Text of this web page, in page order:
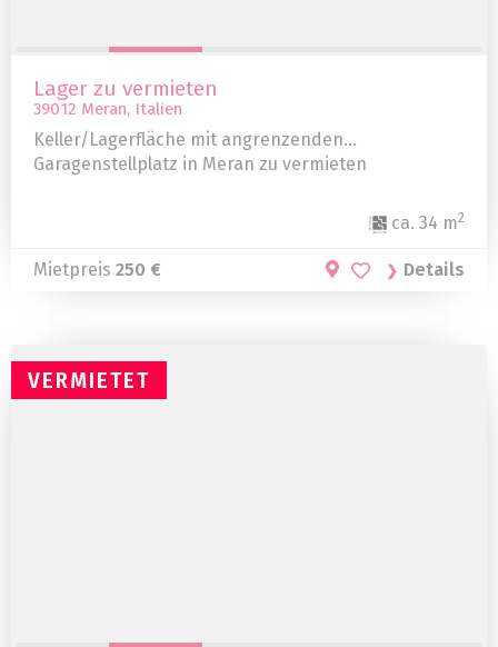
Lager zu vermieten
39012 Meran, Italien
Keller/Lagerfläche mit angrenzenden
Garagenstellplatz in Meran zu vermieten
ca. 34 m2
Mietpreis 250 € Details
VERMIETET